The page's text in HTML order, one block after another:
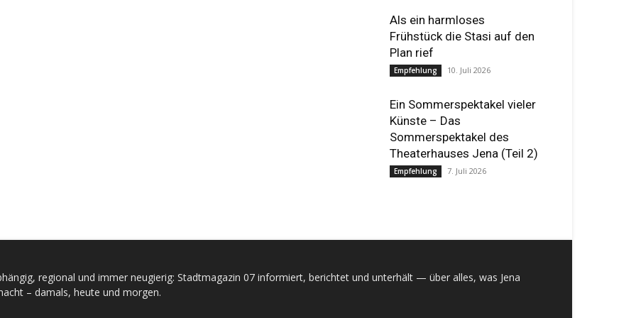
Als ein harmloses
Frühstück die Stasi auf den
Plan rief
Empfehlung 10. Juli 2026
Ein Sommerspektakel vieler
Künste – Das
Sommerspektakel des
Theaterhauses Jena (Teil 2)
Empfehlung 7. Juli 2026
regional und immer neugierig: Stadtmagazin 07 informiert, berichtet und unterhält — über alles, was Jena
– damals, heute und morgen.